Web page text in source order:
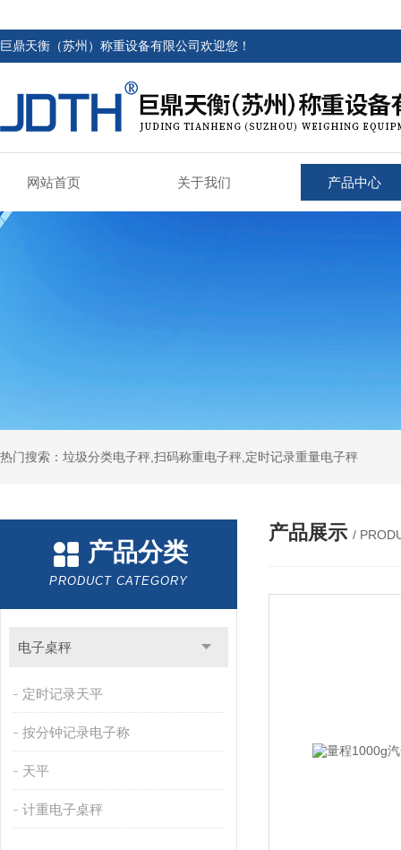
巨鼎天衡（苏州）称重设备有限公司欢迎您！
网站首页 关于我们 产品中心
热门搜索：垃圾分类电子秤,扫码称重电子秤,定时记录重量电子秤
产品分类
PRODUCT CATEGORY
电子桌秤
定时记录天平
按分钟记录电子称
天平
计重电子桌秤
产品展示 /